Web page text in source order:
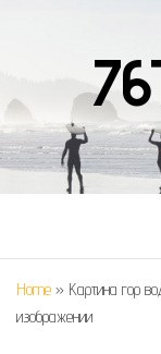
Home » Картина гор
изображении